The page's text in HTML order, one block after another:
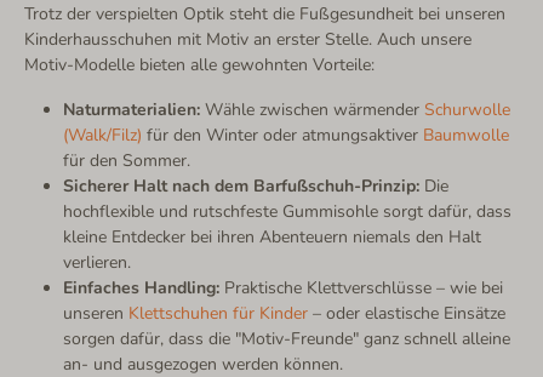
Trotz der verspielten Optik steht die Fußgesundheit bei unseren
Kinderhausschuhen mit Motiv an erster Stelle. Auch unsere
Motiv-Modelle bieten alle gewohnten Vorteile:
Naturmaterialien: Wähle zwischen wärmender Schurwolle
(Walk/Filz) für den Winter oder atmungsaktiver Baumwolle
für den Sommer.
Sicherer Halt nach dem Barfußschuh-Prinzip: Die
hochflexible und rutschfeste Gummisohle sorgt dafür, dass
kleine Entdecker bei ihren Abenteuern niemals den Halt
verlieren.
Einfaches Handling: Praktische Klettverschlüsse – wie bei
unseren Klettschuhen für Kinder – oder elastische Einsätze
sorgen dafür, dass die "Motiv-Freunde" ganz schnell alleine
an- und ausgezogen werden können.